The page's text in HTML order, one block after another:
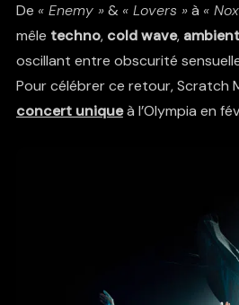
De « Enemy »& « Lovers »à «
mêle techno, cold wave, ambient
oscillant entre obscurité
Pour célébrer ce retour, Scratch
concert uniqueà l’Olympia en